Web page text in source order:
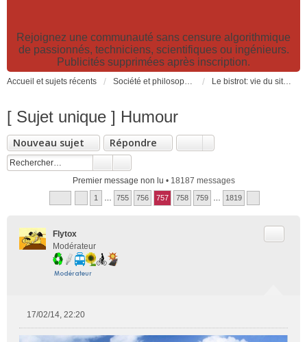
Rejoignez une communauté sans censure algorithmique
de passionnés, techniciens, scientifiques ou ingénieurs.
Publicités supprimées après inscription.
Accueil et sujets récents Société et philosophie. Sciences et technologies. Santé et prévention. Le bistrot: vie du site, loisirs et détente, humour et convivialité et Petites Annonces
[ Sujet unique ] Humour
Nouveau sujet Répondre
Premier message non lu • 18187 messages
1 755 756 757 758 759 1819
Flytox
Modérateur
17/02/14, 22:20